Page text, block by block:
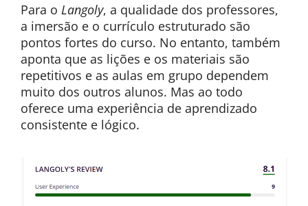
Para o Langoly, a qualidade dos professores,
a imersão e o currículo estruturado são
pontos fortes do curso. No entanto, também
aponta que as lições e os materiais são
repetitivos e as aulas em grupo dependem
muito dos outros alunos. Mas ao todo
oferece uma experiência de aprendizado
consistente e lógico.